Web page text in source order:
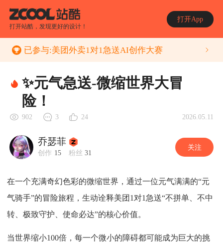
打开站酷，发现更好的设计！
打开App
已参与:美团外卖1对1急送AI创作大赛
✨元气急送-微缩世界大冒
险！
902 3 24 2026.05.11
乔瑟菲
创作 15 粉丝 31
关注
在一个充满奇幻色彩的微缩世界，通过一位元气满满的“元
气骑手”的冒险旅程，生动诠释美团1对1急送“不拼单、不中
转、极致守护、使命必达”的核心价值。
当世界缩小100倍，每一个微小的障碍都可能成为巨大的挑